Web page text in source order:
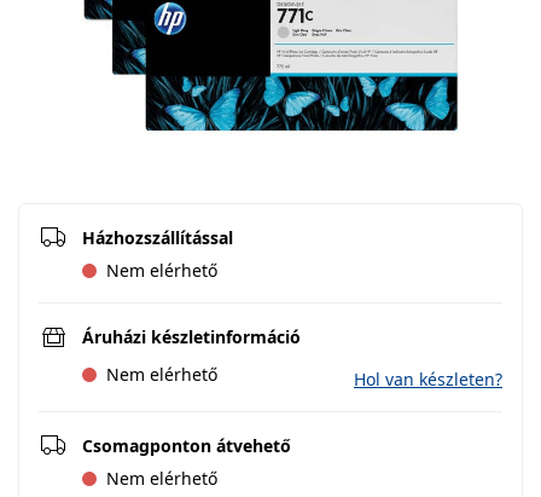
Házhozszállítással
Nem elérhető
Áruházi készletinformáció
Nem elérhető
Hol van készleten?
Csomagponton átvehető
Nem elérhető